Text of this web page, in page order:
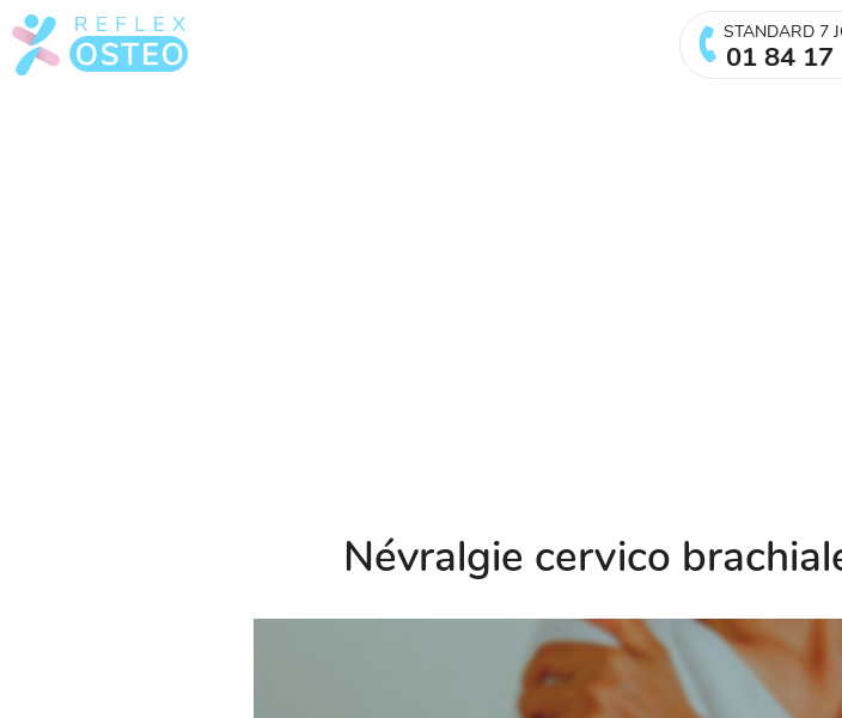
STANDARD 7
01 84 17
Névralgie cervico